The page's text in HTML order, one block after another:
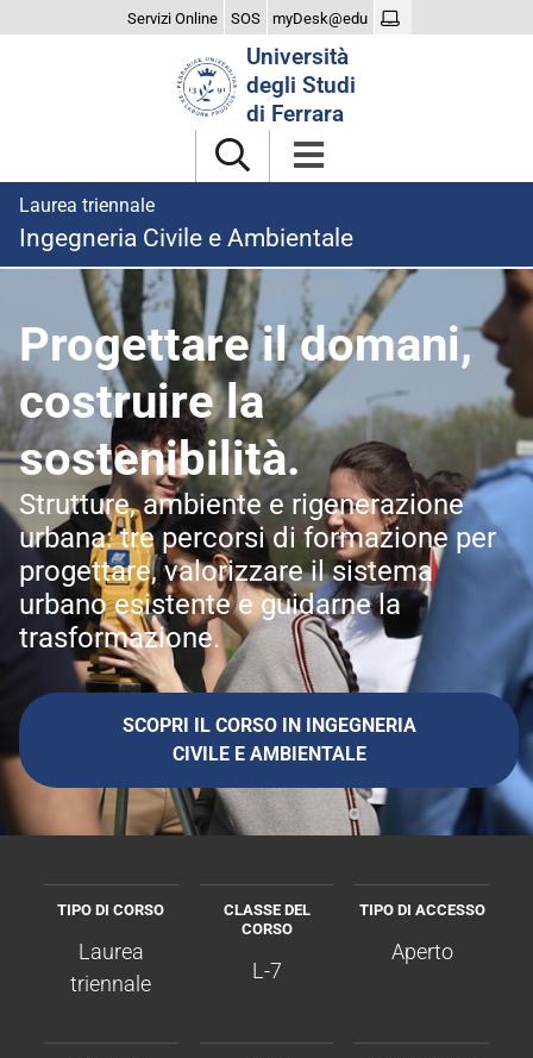
Servizi Online SOS myDesk@edu
Università
degli Studi
di Ferrara
Laurea triennale
Ingegneria Civile e Ambientale
homepage
Progettare il domani,
costruire la
sostenibilità.
Strutture, ambiente e rigenerazione
urbana: tre percorsi di formazione per
progettare, valorizzare il sistema
urbano esistente e guidarne la
trasformazione.
SCOPRI IL CORSO IN INGEGNERIA
CIVILE E AMBIENTALE
TIPO DI CORSO
Laurea
triennale
CLASSE DEL
CORSO
L-7
TIPO DI ACCESSO
Aperto